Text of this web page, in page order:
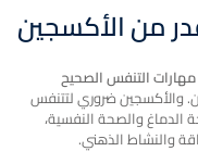
من الأكسجين
مهارات التنفس الصحيح
والأكسجين ضروري لتتنفس
والصحة النفسية،
والنشاط الذهني.